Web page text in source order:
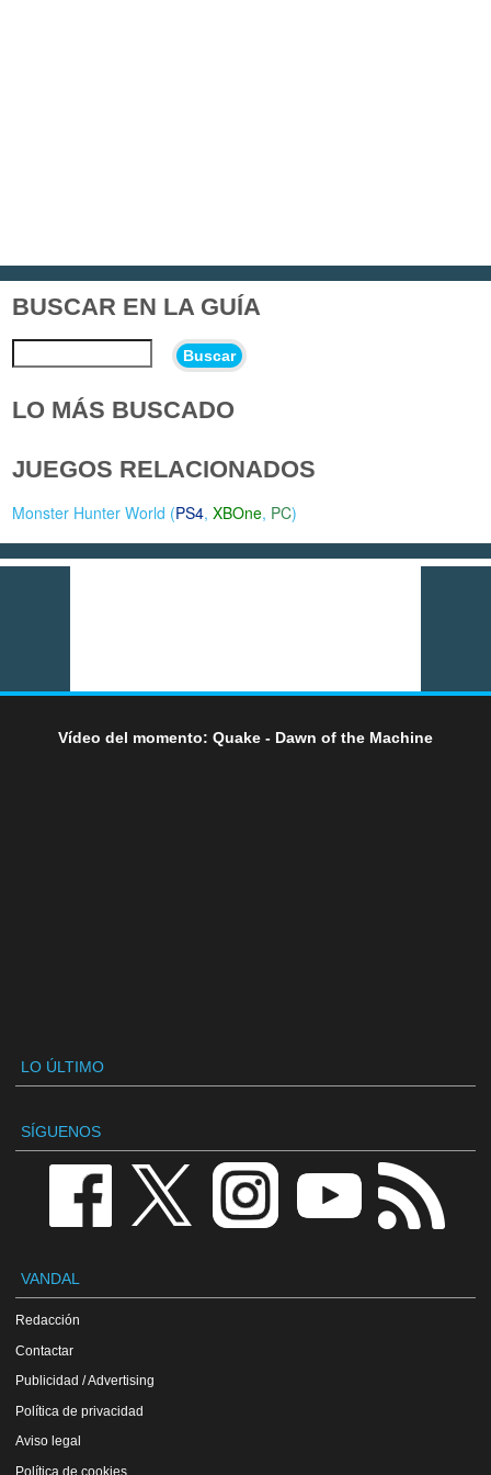
BUSCAR EN LA GUÍA
Buscar
LO MÁS BUSCADO
JUEGOS RELACIONADOS
Monster Hunter World (PS4,XBOne, PC)
Vídeo del momento: Quake - Dawn of the Machine
LO ÚLTIMO
SÍGUENOS
VANDAL
Redacción
Contactar
Publicidad / Advertising
Política de privacidad
Aviso legal
Política de cookies